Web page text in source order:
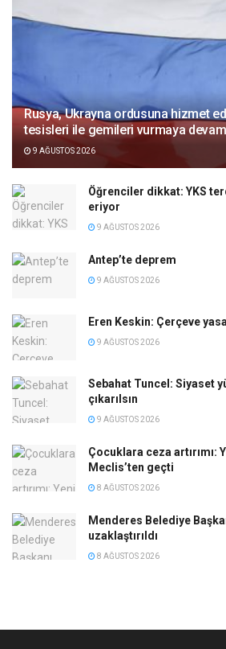
Rusya, Ukrayna ordusuna hizmet
tesisleri ile gemileri vurmaya
9 AĞUSTOS 2026
Öğrenciler dikkat: YKS
eriyor
9 AĞUSTOS 2026
Antep’te deprem
9 AĞUSTOS 2026
Eren Keskin: Çerçeve
9 AĞUSTOS 2026
Sebahat Tuncel: Siyaset
çıkarılsın
9 AĞUSTOS 2026
Çocuklara ceza artırımı:
Meclis’ten geçti
8 AĞUSTOS 2026
Menderes Belediye
uzaklaştırıldı
8 AĞUSTOS 2026